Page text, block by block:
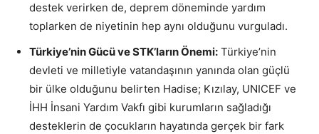
destek verirken de, deprem döneminde yardım
toplarken de niyetinin hep aynı olduğunu vurguladı.
Türkiye’nin Gücü ve STK’ların Önemi: Türkiye’nin
devleti ve milletiyle vatandaşının yanında olan güçlü
bir ülke olduğunu belirten Hadise; Kızılay, UNICEF ve
İHH İnsani Yardım Vakfı gibi kurumların sağladığı
desteklerin de çocukların hayatında gerçek bir fark